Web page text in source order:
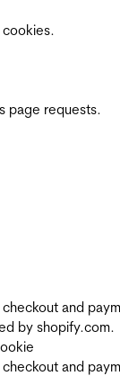
page requests.
and
by shopify.com.
and